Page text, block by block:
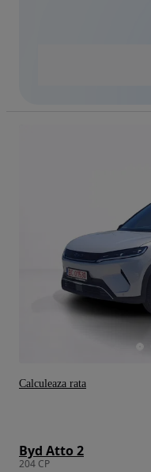
Byd Atto 2
204 CP
Calculeaza rata